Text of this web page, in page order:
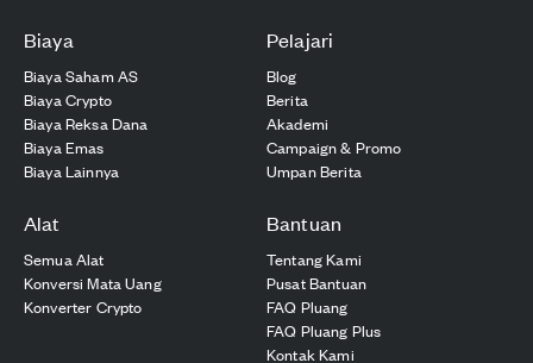
Biaya
Biaya Saham AS
Biaya Crypto
Biaya Reksa Dana
Biaya Emas
Biaya Lainnya
Pelajari
Blog
Berita
Akademi
Campaign & Promo
Umpan Berita
Alat
Semua Alat
Konversi Mata Uang
Konverter Crypto
Bantuan
Tentang Kami
Pusat Bantuan
FAQ Pluang
FAQ Pluang Plus
Kontak Kami